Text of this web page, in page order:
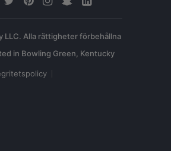
LLC. Alla rättigheter förbehållna